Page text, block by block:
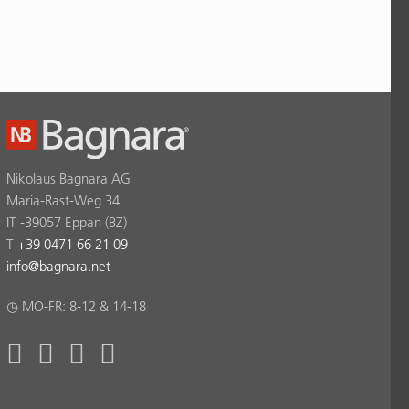
Nikolaus Bagnara AG
Maria-Rast-Weg 34
IT -39057 Eppan (BZ)
T +39 0471 66 21 09
info@bagnara.net
◷ MO-FR: 8-12 & 14-18